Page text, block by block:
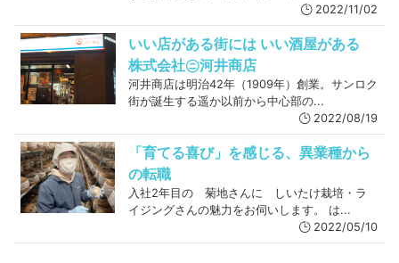
2022/11/02
いい店がある街には いい酒屋がある
株式会社㋥河井商店
河井商店は明治42年（1909年）創業。サンロク
街が誕生する遥か以前から中心部の...
2022/08/19
「育てる喜び」を感じる、異業種から
の転職
入社2年目の 菊地さんに しいたけ栽培・ラ
イジングさんの魅力をお伺いします。 は...
2022/05/10